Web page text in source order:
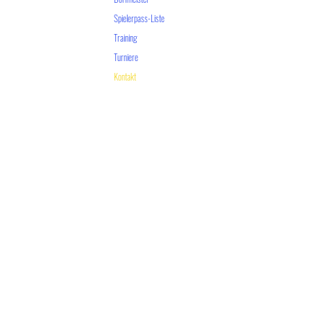
Spielerpass-Liste
Training
Turniere
Kontakt